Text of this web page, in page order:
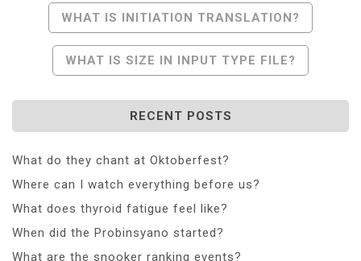
Post
Navigation
WHAT IS INITIATION TRANSLATION?
WHAT IS SIZE IN INPUT TYPE FILE?
RECENT POSTS
What do they chant at Oktoberfest?
Where can I watch everything before us?
What does thyroid fatigue feel like?
When did the Probinsyano started?
What are the snooker ranking events?